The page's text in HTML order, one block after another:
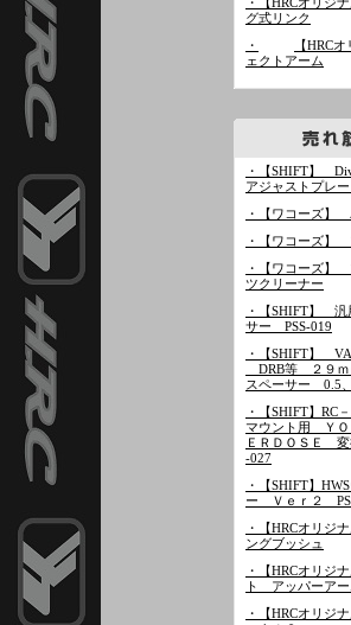
・【HRCオリジ
グ式リンク
・
【HRC
ェクトアーム
・【SHIFT】
アジャストプレ
・【ワコーズ】
・【ワコーズ】
・【ワコーズ】
ツクリーナー
・【SHIFT】 汎
サー PSS-019
・【SHIFT】
DRB等 ２９ｍ
スペーサー 0.5
・【SHIFT】RC
マウント用 ＹＯ
ＥＲＤＯＳＥ
-027
・【SHIFT】
ー Ｖｅｒ２
・【HRCオリジ
ングブッシュ
・【HRCオリジ
ト アッパーアー
・【HRCオリジ